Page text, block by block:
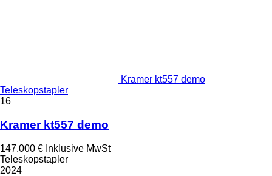
Kramer kt557 demo
Teleskopstapler
16
Kramer kt557 demo
147.000 € Inklusive MwSt
Teleskopstapler
2024